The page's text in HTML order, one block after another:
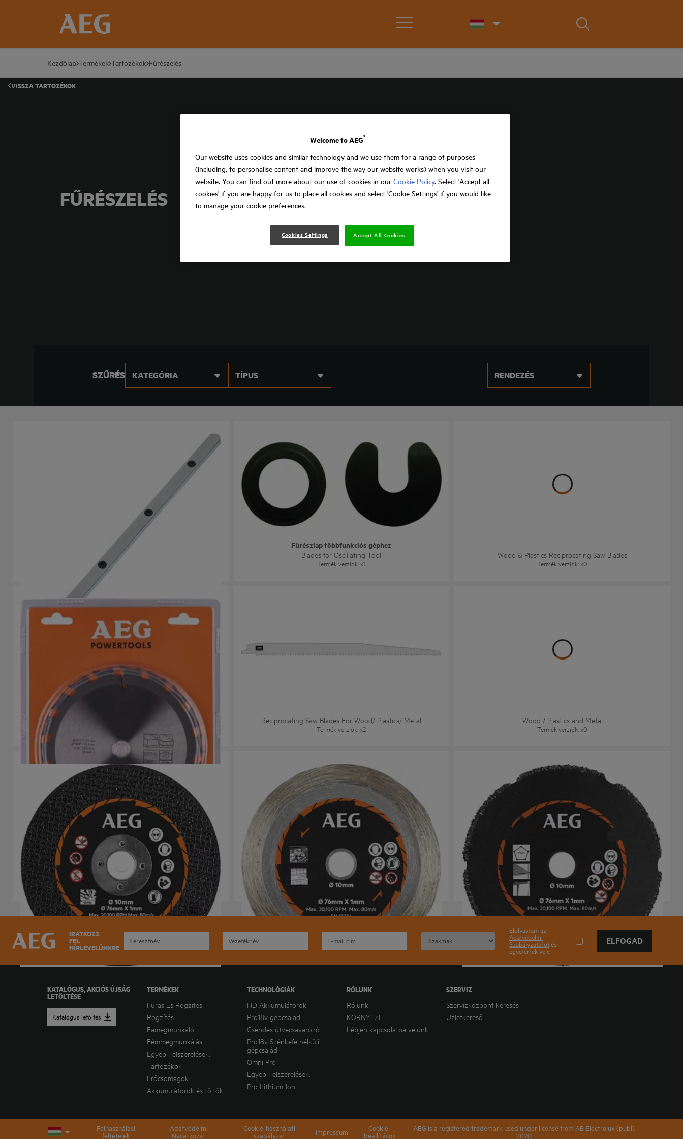
Kezdőlap Termékek Tartozékok Fűrészelés
VISSZATARTOZÉKOK
FŰRÉSZELÉS
SZŰRÉS KATEGÓRIA TÍPUS RENDEZÉS
Vezető sín
Guide Rail
Termék verziók
Fűrészlap többfunkciós géphez
Blades for Oscillating Tool
Termék verziók: x1
Wood & Plastics Reciprocating Saw Blades
Termék verziók: x0
: x2
Reciprocating Saw Blades For Wood/ Plastics/ Metal
Termék verziók: x2
Wood / Plastics and Metal
Termék verziók: x0
AAKMMMC05
Termék verziók : x1
AAKMMTC01
Termék verziók
AAKMMAC01
Termék verziók
IRATKOZZ
FEL
HÍRLEVELÜNKRE
Elolvastam az
Adatvédelmi
Szabályzatototés
egyetértek vele
ELFOGAD
KATALÓGUS, AKCIÓS ÚJSÁG
LETÖLTÉSE
Katalógus letöltés
TERMÉKEK
Fúrás És Rögzítés
Rögzítés
Famegmunkáló
Fémmegmunkálás
Egyéb Felszerelések;
Tartozékok
Erőcsomagok
Akkumulátorok és töltők
TECHNOLÓGIÁK
HD Akkumulátorok
Pro18v gépcsalád
Csendes ütvecsavarozó
Pro18v Szénkefe nélküli
gépcsalád
Omni Pro
Egyéb Felszerelések;
Pro Lithium-Ion
RÓLUNK
Rólunk
KÖRNYEZET
Lépjen kapcsolatba velünk
SZERVIZ
Szervizközpont keresés
Üzletkereső
Felhasználási
feltételek
Adatvédelmi
Nyilatkozat
Cookie-használati
szabályzat
Impressum
Cookie-
beállítások
AEG is a registered trademark used under license from AB Electrolux (publ)
2020
Welcome to AEG
®
Our website uses cookies and similar technology and we use them for a range of purposes
(including, to personalise content and improve the way our website works) when you visit our
website. You can find out more about our use of cookies in our Cookie Policy. Select 'Accept all
cookies' if you are happy for us to place all cookies and select 'Cookie Settings' if you would like
to manage your cookie preferences.
Cookies Settings Accept All Cookies